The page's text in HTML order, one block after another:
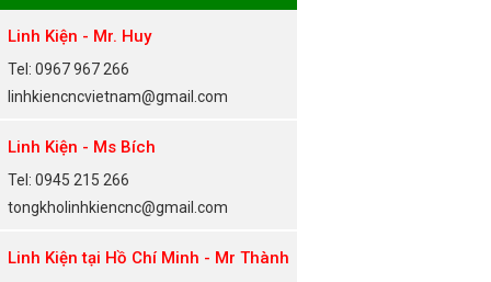
Linh Kiện - Mr. Huy
Tel: 0967 967 266
linhkiencncvietnam@gmail.com
Linh Kiện - Ms Bích
Tel: 0945 215 266
tongkholinhkiencnc@gmail.com
Linh Kiện tại Hồ Chí Minh - Mr Thành